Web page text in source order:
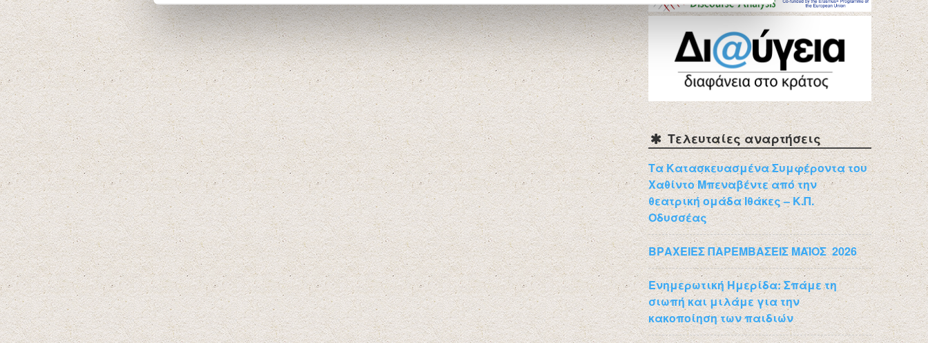
Τελευταίες αναρτήσεις
Τα Κατασκευασμένα Συμφέροντα του
Χαθίντο Μπεναβέντε από την
θεατρική ομάδα Ιθάκες – Κ.Π.
Οδυσσέας
ΒΡΑΧΕΙΕΣ ΠΑΡΕΜΒΑΣΕΙΣ ΜΑΪΟΣ 2026
Ενημερωτική Ημερίδα: Σπάμε τη
σιωπή και μιλάμε για την
κακοποίηση των παιδιών